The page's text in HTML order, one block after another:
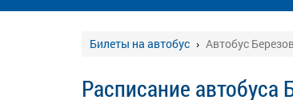
Билеты на автобус Автобус
Расписание автобуса